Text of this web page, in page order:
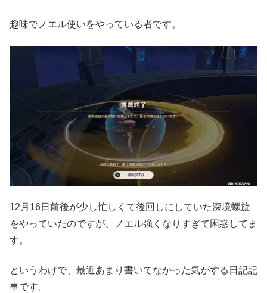
趣味でノエル使いをやっている者です。
12月16日前後が少し忙しくて後回しにしていた深境螺旋
をやっていたのですが、ノエル強くなりすぎて困惑してま
す。
というわけで、最近あまり書いてなかった気がする日記記
事です。